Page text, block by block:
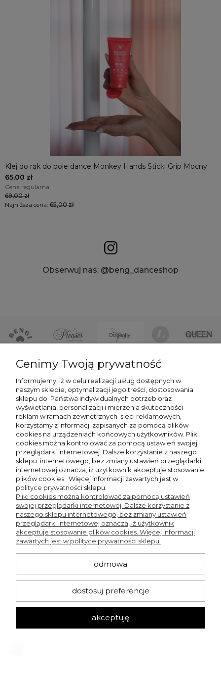
Klej do rąk do pole dance Monkey Hands Sticki Grip Mocny
65,00 zł
Cena regularna:
69,00 zł
Najniższa cena: 65,00 zł
Obserwuj nas: @beng_danceshop
DLA KLIENTÓW
POMOC
O FIRMIE
NEWSLETTER -7% NA PIERWSZE ZAKUPY
zapisz się
Chcę dostawać powiadomienia o nowościach i rabatach w sklepie Beng
Shop.
+48 660 751 536
bengshop24@gmail.com
Cenimy Twoją prywatność
Informujemy, iż w celu realizacji usług dostępnych w
naszym sklepie, optymalizacji jego treści, dostosowania
sklepu do Państwa indywidualnych potrzeb oraz
wyświetlania, personalizacji i mierzenia skuteczności
reklam w ramach zewnętrznych sieci reklamowych,
korzystamy z informacji zapisanych za pomocą plików
cookies na urządzeniach końcowych użytkowników. Pliki
cookies można kontrolować za pomocą ustawień swojej
przeglądarki internetowej. Dalsze korzystanie z naszego
sklepu internetowego, bez zmiany ustawień przeglądarki
internetowej oznacza, iż użytkownik akceptuje stosowanie
plików cookies. Więcej informacji zawartych jest w
polityce prywatności sklepu.
Pliki cookies można kontrolować za pomocą ustawień
swojej przeglądarki internetowej. Dalsze korzystanie z
naszego sklepu internetowego, bez zmiany ustawień
przeglądarki internetowej oznacza, iż użytkownik
akceptuje stosowanie plików cookies. Więcej informacji
zawartych jest w polityce prywatności sklepu.
odmowa
dostosuj preferencje
akceptuję